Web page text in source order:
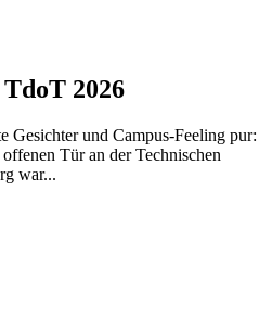
2026
Gesichter und Campus-Feeling pur:
Tür an der Technischen
war...